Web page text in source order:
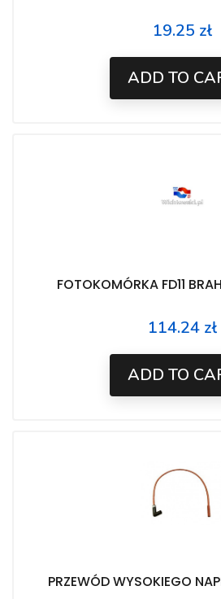
Price
19.25 zł
ADD TO
FOTOKOMÓRKA FD11
Price
114.24 zł
ADD TO
PRZEWÓD WYSOKIEGO